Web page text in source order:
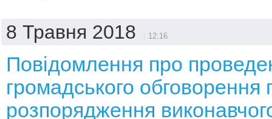
8 Травня 2018 12:16
Повідомлення про
громадського обговорення
розпорядження